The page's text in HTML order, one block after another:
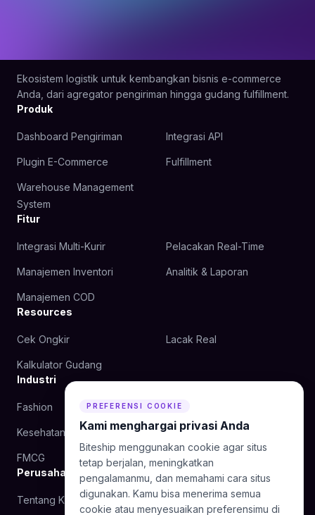
Ekosistem logistik untuk kembangkan bisnis e-commerce
Anda, dari agregator pengiriman hingga gudang fulfillment.
Produk
Dashboard Pengiriman Integrasi API
Plugin E-Commerce Fulfillment
Warehouse Management
System
Fitur
Integrasi Multi-Kurir Pelacakan Real-Time
Manajemen Inventori Analitik & Laporan
Manajemen COD
Resources
Cek Ongkir Lacak Real
Kalkulator Gudang
Industri
Fashion Kecantikan
Kesehatan Makanan
FMCG
Perusahaan
Tentang Kami Blog
PREFERENSI COOKIE
Kami menghargai privasi Anda
Biteship menggunakan cookie agar situs
tetap berjalan, meningkatkan
pengalamanmu, dan memahami cara situs
digunakan. Kamu bisa menerima semua
cookie atau menyesuaikan preferensimu di